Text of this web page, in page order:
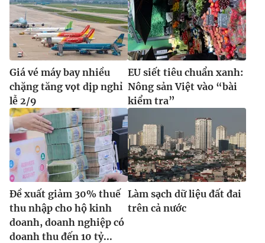
Giá vé máy bay nhiều
chặng tăng vọt dịp nghỉ
lễ 2/9
EU siết tiêu chuẩn xanh:
Nông sản Việt vào “bài
kiểm tra”
Đề xuất giảm 30% thuế
thu nhập cho hộ kinh
doanh, doanh nghiệp có
doanh thu đến 10 tỷ...
Làm sạch dữ liệu đất đai
trên cả nước